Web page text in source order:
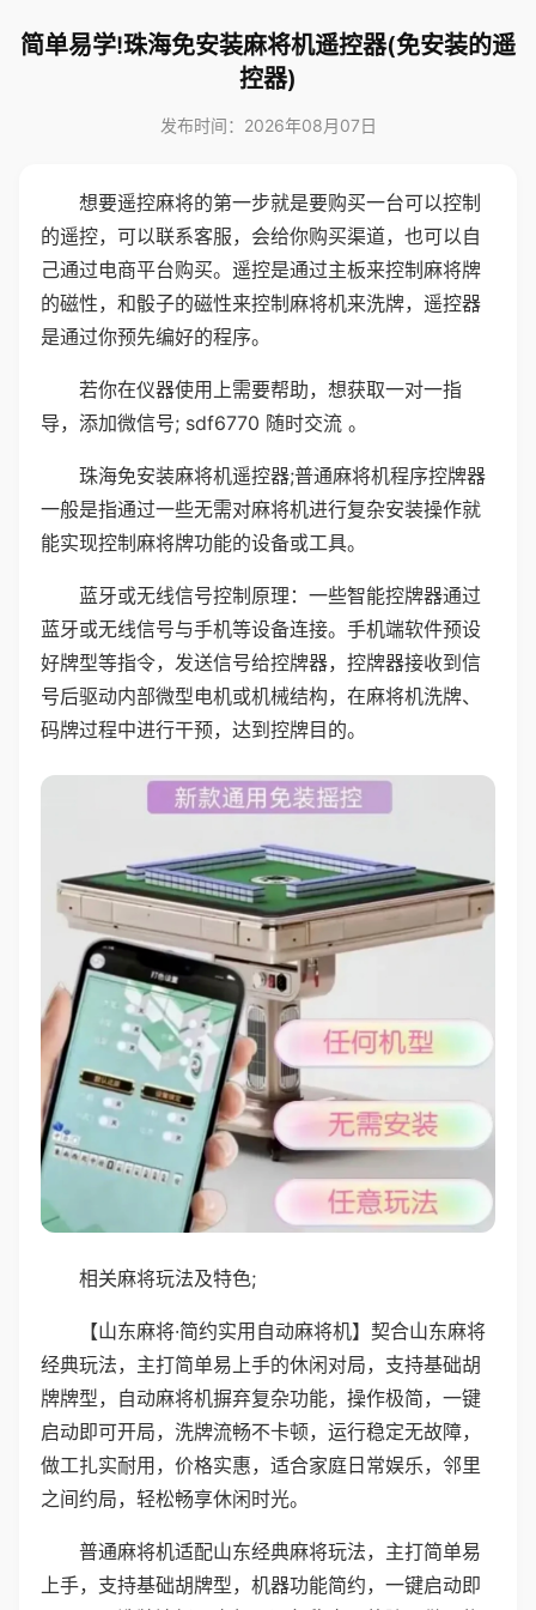
简单易学!珠海免安装麻将机遥控器(免安装的遥
控器)
发布时间：2026年08月07日
想要遥控麻将的第一步就是要购买一台可以控制
的遥控，可以联系客服，会给你购买渠道，也可以自
己通过电商平台购买。遥控是通过主板来控制麻将牌
的磁性，和骰子的磁性来控制麻将机来洗牌，遥控器
是通过你预先编好的程序。
若你在仪器使用上需要帮助，想获取一对一指
导，添加微信号; sdf6770 随时交流 。
珠海免安装麻将机遥控器;普通麻将机程序控牌器
一般是指通过一些无需对麻将机进行复杂安装操作就
能实现控制麻将牌功能的设备或工具。
蓝牙或无线信号控制原理：一些智能控牌器通过
蓝牙或无线信号与手机等设备连接。手机端软件预设
好牌型等指令，发送信号给控牌器，控牌器接收到信
号后驱动内部微型电机或机械结构，在麻将机洗牌、
码牌过程中进行干预，达到控牌目的。
相关麻将玩法及特色;
【山东麻将·简约实用自动麻将机】契合山东麻将
经典玩法，主打简单易上手的休闲对局，支持基础胡
牌牌型，自动麻将机摒弃复杂功能，操作极简，一键
启动即可开局，洗牌流畅不卡顿，运行稳定无故障，
做工扎实耐用，价格实惠，适合家庭日常娱乐，邻里
之间约局，轻松畅享休闲时光。
普通麻将机适配山东经典麻将玩法，主打简单易
上手，支持基础胡牌型，机器功能简约，一键启动即